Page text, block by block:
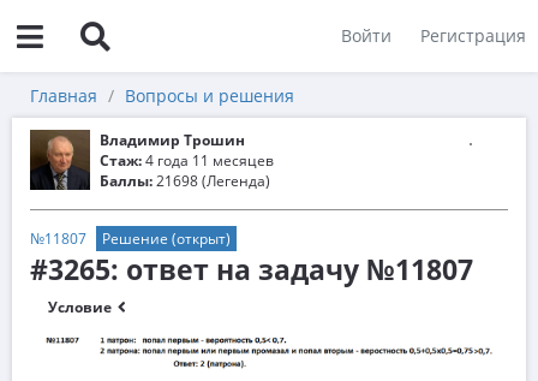
Войти Регистрация
Главная Вопросы и решения
Владимир Трошин
Стаж:4 года 11 месяцев
Баллы:21698 (Легенда)
№11807 Решение (открыт)
#3265: ответ на задачу №11807
Условие